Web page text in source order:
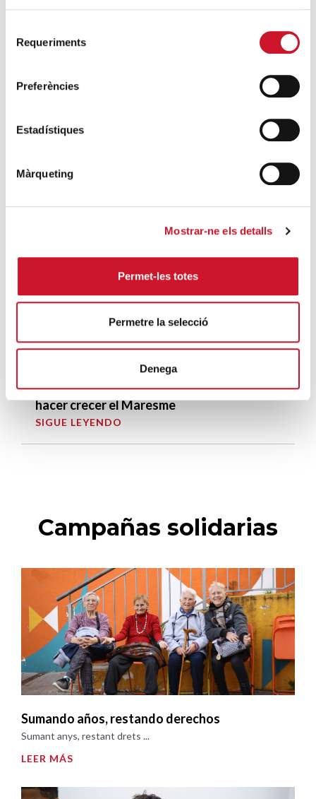
Requeriments
Preferències
Estadístiques
Màrqueting
Mostrar-ne els detalls
Permet-les totes
Permetre la selecció
Denega
mercado de trabajo”
situación en Ceuta y hace un llamamiento a
la protección de la dignidad humana
Cáritas Barcelona acompaña a más de
4.100 personas en el dispositivo
extraordinario de regularización
La campana que canvia vides
SIGUE LEYENDO
El voluntariado, una oportunidad para
hacer crecer el Maresme
SIGUE LEYENDO
Campañas solidarias
Sumando años, restando derechos
Sumant anys, restant drets ...
LEER MÁS